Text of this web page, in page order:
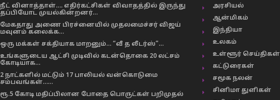
நீட் வினாத்தாள்…. எதிர்கட்சிகள் விவாதத்தில் இருந்து
தப்பியோட முயல்கின்றனர்…
மேகதாது அணை பிரச்னையில் முதலமைச்சர் விஜய்
மவுனம் கலைக்க…
ஒரு மக்கள் சக்தியாக மாறனும்… “வீ த லீடர்ஸ்”…
உங்களுடைய ஆட்சி முடிவில் கடன்தொகை 20 லட்சம்
கோடியாக…
2 நாட்களில் மட்டும் 17 பாலியல் வன்கொடுமை
சம்பவங்கள்……
ரூ.5 கோடி மதிப்பிலான போதை பொருட்கள் பறிமுதல்
அரசியல்
ஆன்மிகம்
இந்தியா
உலகம்
உள்ளூர் செய்திகள்
கட்டுரைகள்
சமூக நலன்
சினிமா துளிகள்